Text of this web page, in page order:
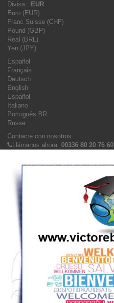
Divisa : EUR
Euro (EUR)
Franc Suisse (CHF)
Pound (GBP)
Real (BRL)
Yen (JPY)
Español
Français
Deutsch
English
Español
Italiano
Português BR
Russe
Contacte con nosotros
Llámanos ahora: 00336 80 20 76 60